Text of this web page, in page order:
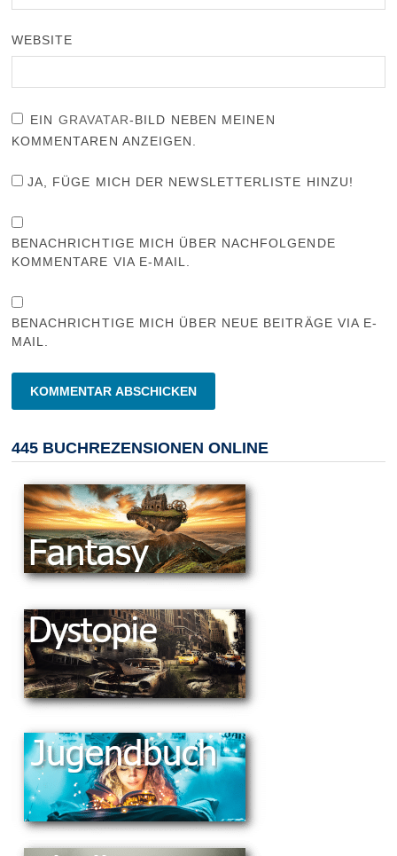
WEBSITE
EIN GRAVATAR-BILD NEBEN MEINEN
KOMMENTAREN ANZEIGEN.
JA, FÜGE MICH DER NEWSLETTERLISTE HINZU!
BENACHRICHTIGE MICH ÜBER NACHFOLGENDE
KOMMENTARE VIA E-MAIL.
BENACHRICHTIGE MICH ÜBER NEUE BEITRÄGE VIA E-
MAIL.
445 BUCHREZENSIONEN ONLINE